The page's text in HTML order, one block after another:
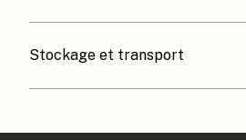
Stockage et transport